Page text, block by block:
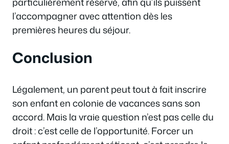
l’accompagner avec attention dès les
premières heures du séjour.
Conclusion
Légalement, un parent peut tout à fait inscrire
son enfant en colonie de vacances sans son
accord. Mais la vraie question n’est pas celle du
droit : c’est celle de l’opportunité. Forcer un